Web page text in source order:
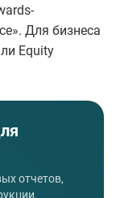
Для бизнеса
Equity
отчетов,